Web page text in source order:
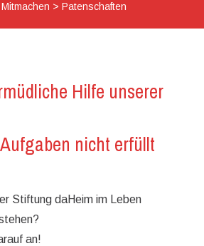
Mitmachen > Patenschaften
Hilfe unserer
nicht erfüllt
Stiftung daHeim im Leben
an!